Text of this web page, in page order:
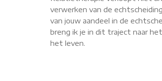
verwerken van de
van jouw aandeel in de
breng ik je in dit traject naar
het leven.